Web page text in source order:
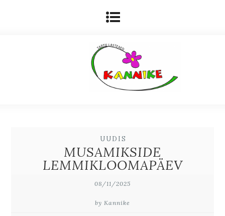
UUDIS
MUSAMIKSIDE
LEMMIKLOOMAPÄEV
08/11/2025
by Kannike